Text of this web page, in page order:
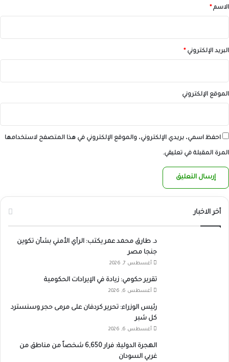
*الاسم*
البريد الإلكتروني*
الموقع الإلكتروني
احفظ اسمي، بريدي الإلكتروني، والموقع الإلكتروني في هذا المتصفح لاستخدامها
المرة المقبلة في تعليقي.
أخر الاخبار
د. طارق محمد عمر يكتب: الرأي الأمني بشأن تكوين
جنجا مصر
أغسطس 7, 2026
تقرير حكومي: زيادة في الإيرادات الحكومية
أغسطس 6, 2026
رئيس الوزراء: تحرير كردفان على مرمى حجر وسنسترد
كل شبر
أغسطس 6, 2026
الهجرة الدولية: فرار 6,650 شخصاً من مناطق من
غربي السودان